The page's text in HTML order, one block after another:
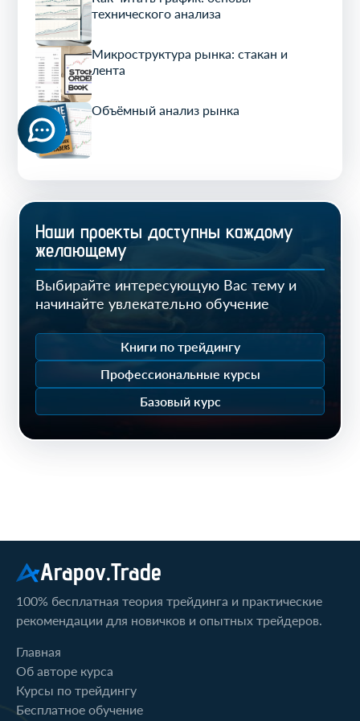
технического анализа
Микроструктура рынка: стакан и
лента
Объёмный анализ рынка
Наши проекты доступны каждому
желающему
Выбирайте интересующую Вас тему и
начинайте увлекательно обучение
Книги по трейдингу
Профессиональные курсы
Базовый курс
Arapov.Trade
100% бесплатная теория трейдинга и практические
рекомендации для новичков и опытных трейдеров.
Главная
Об авторе курса
Курсы по трейдингу
Бесплатное обучение